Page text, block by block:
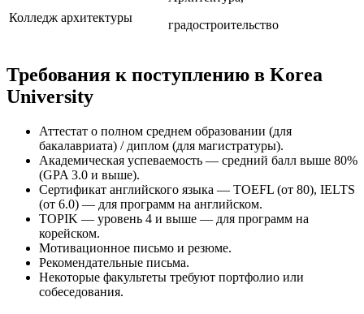
Колледж архитектуры
градостроительство
Требования к поступлению в Korea
University
Аттестат о полном среднем образовании (для
бакалавриата) / диплом (для магистратуры).
Академическая успеваемость — средний балл выше 80%
(GPA 3.0 и выше).
Сертификат английского языка — TOEFL (от 80), IELTS
(от 6.0) — для программ на английском.
TOPIK — уровень 4 и выше — для программ на
корейском.
Мотивационное письмо и резюме.
Рекомендательные письма.
Некоторые факультеты требуют портфолио или
собеседования.